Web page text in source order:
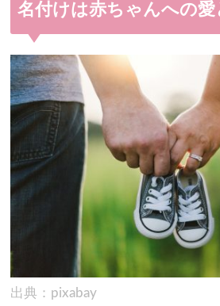
名付けは赤ちゃんへの愛
出典：pixabay